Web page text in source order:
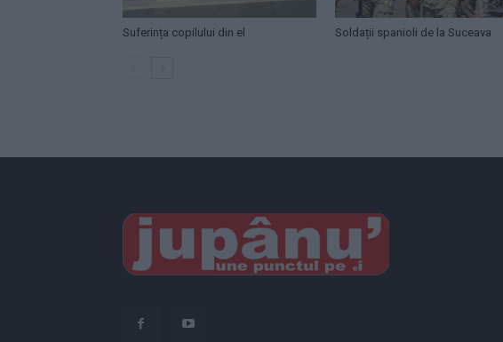
Suferința copilului din el Soldații spanioli de la Suceava